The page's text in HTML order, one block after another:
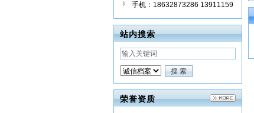
手机：18632873286 13911159
963
站内搜索
荣誉资质